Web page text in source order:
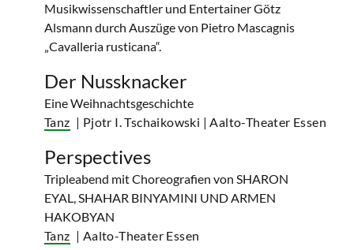
Musikwissenschaftler und Entertainer Götz
Alsmann durch Auszüge von Pietro Mascagnis
„Cavalleria rusticana“.
Der Nussknacker
Eine Weihnachtsgeschichte
Tanz | Pjotr I. Tschaikowski | Aalto-Theater Essen
Perspectives
Tripleabend mit Choreografien von SHARON
EYAL, SHAHAR BINYAMINI UND ARMEN
HAKOBYAN
Tanz | Aalto-Theater Essen